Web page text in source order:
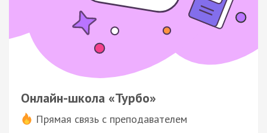
Онлайн-школа «Турбо»
Прямая связь с преподавателем